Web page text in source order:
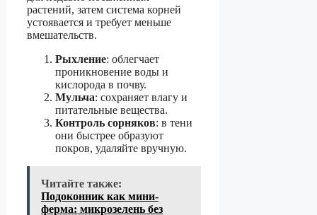
растений, затем система корней
устоявается и требует меньше
вмешательств.
Рыхление: облегчает
проникновение воды и
кислорода в почву.
Мульча: сохраняет влагу и
питательные вещества.
Контроль сорняков: в тени
они быстрее образуют
покров, удаляйте вручную.
Читайте также:
Подоконник как мини-
ферма: микрозелень без